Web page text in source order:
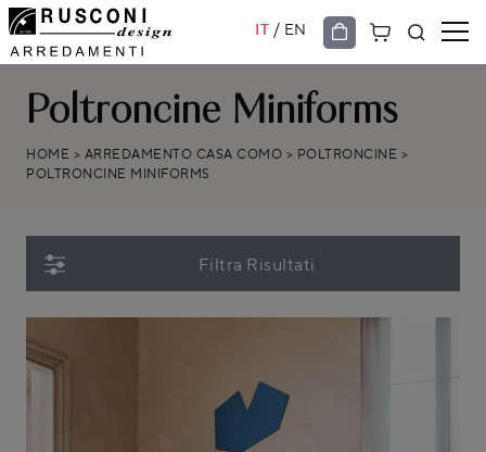
IT / EN
Poltroncine Miniforms
HOME > ARREDAMENTO CASA COMO > POLTRONCINE >
POLTRONCINE MINIFORMS
Filtra Risultati